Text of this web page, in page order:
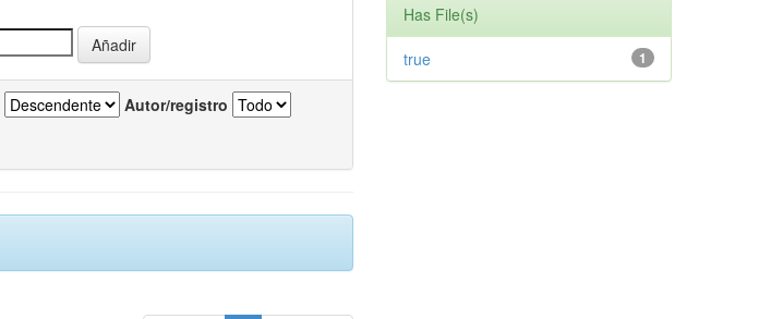
Autor/registro
Has File(s)
1
true